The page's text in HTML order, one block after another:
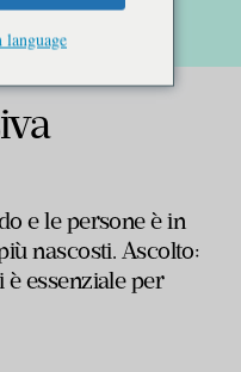
e le persone è in
nascosti. Ascolto:
è essenziale per
language